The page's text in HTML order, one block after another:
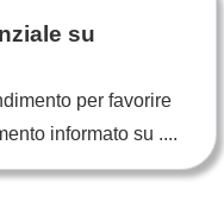
su
per favorire
informato su ....